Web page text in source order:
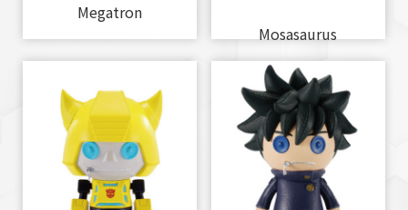
Megatron
Mosasaurus